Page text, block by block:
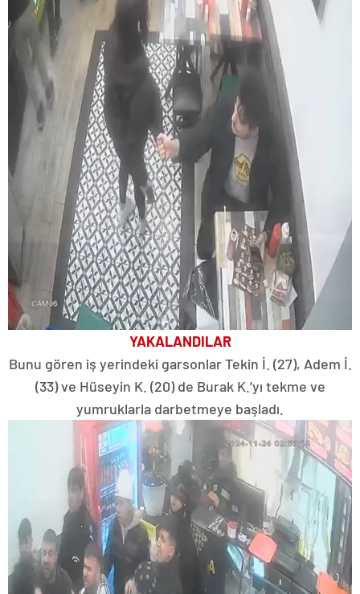
YAKALANDILAR
Bunu gören iş yerindeki garsonlar Tekin İ. (27), Adem İ.
(33) ve Hüseyin K. (20) de Burak K.’yı tekme ve
yumruklarla darbetmeye başladı.